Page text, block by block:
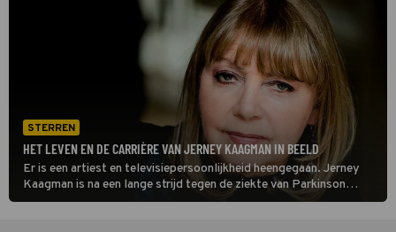
STERREN
HET LEVEN EN DE CARRIÈRE VAN JERNEY KAAGMAN IN BEELD
Er is een artiest en televisiepersoonlijkheid heengegaan. Jerney
Kaagman is na een lange strijd tegen de ziekte van Parkinson
overleden. Ze is 79 jaar geworden.